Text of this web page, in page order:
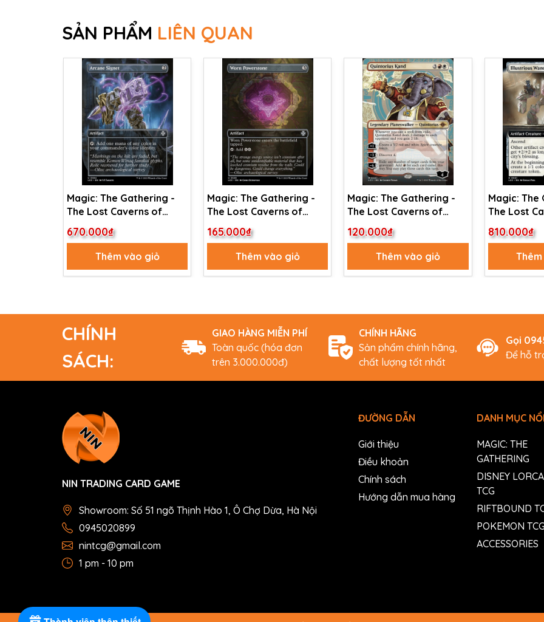
SẢN PHẨM LIÊN QUAN
Magic: The Gathering -
The Lost Caverns of
Ixalan Commander -
Arcane Signet (104)
670.000₫
Thêm vào giỏ
Magic: The Gathering -
The Lost Caverns of
Ixalan Commander -
Worn Powerstone (120)
165.000₫
Thêm vào giỏ
Magic: The Gathering -
The Lost Caverns of
Ixalan - Quintorius Kand
(307)
120.000₫
Thêm vào giỏ
Magic: The
The Lost
Ixalan
Illustrious
810.000₫
CHÍNH
SÁCH:
GIAO HÀNG MIỄN PHÍ
Toàn quốc (hóa đơn
trên 3.000.000đ)
CHÍNH HÃNG
Sản phẩm chính hãng,
chất lượng tốt nhất
Gọi
Để hỗ
NIN TRADING CARD GAME
Showroom: Số 51 ngõ Thịnh Hào 1, Ô Chợ Dừa, Hà Nội
0945020899
nintcg@gmail.com
1 pm - 10 pm
ĐƯỜNG DẪN
Giới thiệu
Điều khoản
Chính sách
Hướng dẫn mua hàng
DANH MỤC
MAGIC: THE
GATHERING
DISNEY
TCG
RIFTBOUND
POKEMON TCG
ACCESSORIES